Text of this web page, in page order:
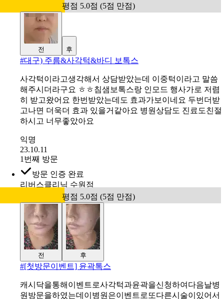
불룩한 얼굴 개선, 침샘 & 측두근 보톡스 50U
할인 전 가격
28 %5만원
4.9평점 4.9점 (5점 만점)